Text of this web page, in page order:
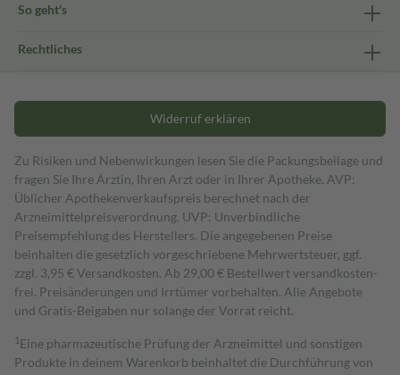
So geht's
Rechtliches
Widerruf erklären
Zu Risiken und Nebenwirkungen lesen Sie die Packungsbeilage und
fragen Sie Ihre Ärztin, Ihren Arzt oder in Ihrer Apotheke. AVP:
Üblicher Apothekenverkaufspreis berechnet nach der
Arzneimittelpreisverordnung. UVP: Unverbindliche
Preisempfehlung des Herstellers. Die angegebenen Preise
beinhalten die gesetzlich vorgeschriebene Mehrwertsteuer, ggf.
zzgl. 3,95 € Versandkosten. Ab 29,00 € Bestell­wert versand­kosten­
frei. Preisänderungen und Irrtümer vorbehalten. Alle Angebote
und Gratis-Beigaben nur solange der Vorrat reicht.
1 Eine pharmazeutische Prüfung der Arzneimittel und sonstigen
Produkte in deinem Warenkorb beinhaltet die Durchführung von